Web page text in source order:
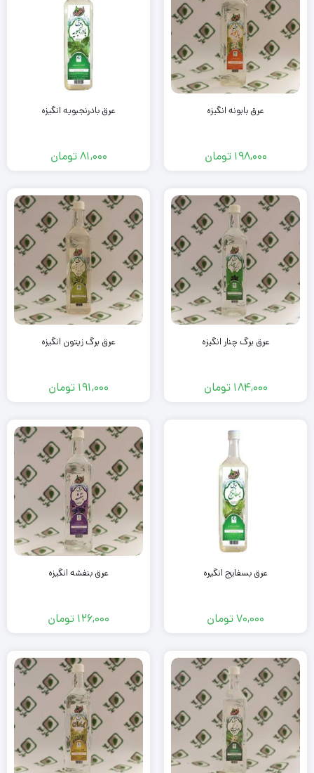
عرق بابونه انگیزه
198,000 تومان
عرق بادرنجبویه انگیزه
81,000تومان
عرق برگ چنار انگیزه
184,000 تومان
عرق برگ زیتون انگیزه
191,000 تومان
عرق بسفایج انگیره
70,000تومان
عرق بنفشه انگیزه
126,000 تومان